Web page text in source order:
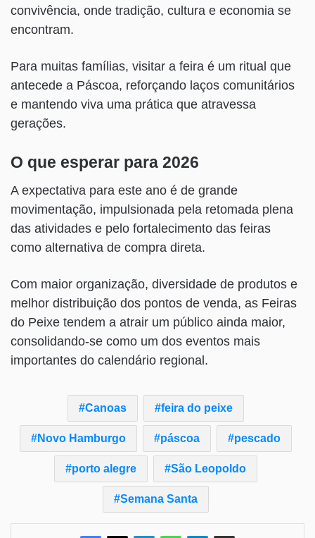
convivência, onde tradição, cultura e economia se
encontram.
Para muitas famílias, visitar a feira é um ritual que
antecede a Páscoa, reforçando laços comunitários
e mantendo viva uma prática que atravessa
gerações.
O que esperar para 2026
A expectativa para este ano é de grande
movimentação, impulsionada pela retomada plena
das atividades e pelo fortalecimento das feiras
como alternativa de compra direta.
Com maior organização, diversidade de produtos e
melhor distribuição dos pontos de venda, as Feiras
do Peixe tendem a atrair um público ainda maior,
consolidando-se como um dos eventos mais
importantes do calendário regional.
Canoas feira do peixe
Novo Hamburgo páscoa pescado
porto alegre São Leopoldo
Semana Santa